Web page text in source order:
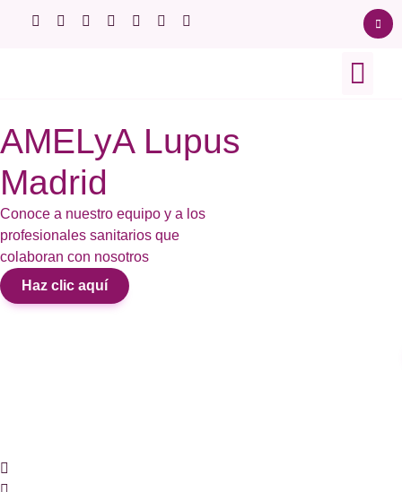
AMELyA Lupus
Madrid
Conoce a nuestro equipo y a los
profesionales sanitarios que
colaboran con nosotros
Haz clic aquí